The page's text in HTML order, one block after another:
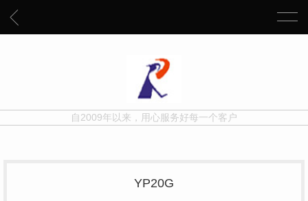
自2009年以来，用心服务好每一个客户
YP20G